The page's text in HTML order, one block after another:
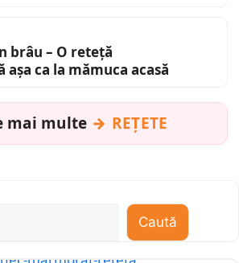
brâu – O reteță
așa ca la mămuca acasă
mai multe REȚETE
Caută